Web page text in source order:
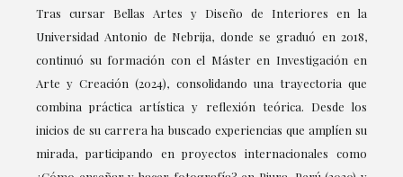
Tras cursar Bellas Artes y Diseño de Interiores en la
Universidad Antonio de Nebrija, donde se graduó en 2018,
continuó su formación con el Máster en Investigación en
Arte y Creación (2024), consolidando una trayectoria que
combina práctica artística y reflexión teórica. Desde los
inicios de su carrera ha buscado experiencias que amplíen su
mirada, participando en proyectos internacionales como